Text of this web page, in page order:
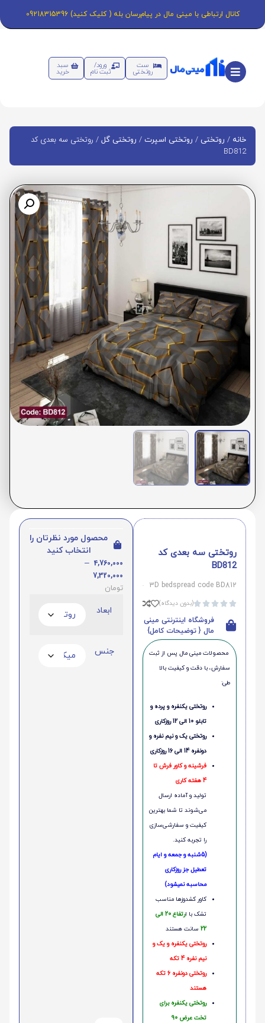
کانال ارتباطی با مینی مال در پیام‌رسان بله ( کلیک کنید) 09218315396
ست
روتختی
ورود/
ثبت نام
سبد
خرید
خانه / روتختی / روتختی اسپرت / روتختی گل / روتختی سه بعدی کد
BD812
روتختی سه بعدی کد
BD812
3D bedspread code BD812




(بدون دیدگاه)
فروشگاه اینترنتی مینی
مال { توضیحات کامل}
محصولات مینی‌ مال پس از ثبت
سفارش، با دقت و کیفیت بالا
طی:
روتختی یکنفره و پرده و
تابلو 10 الی 12 روزکاری
روتختی یک و نیم نفره و
دونفره 14 الی 16 روزکاری
فرشینه و کاور فرش تا
4 هفته کاری
تولید و آماده ارسال
می‌شوند تا شما بهترین
کیفیت و سفارشی‌سازی
را تجربه کنید.
(5شنبه و جمعه و ایام
تعطیل جز روزکاری
محاسبه نمیشود)
کاور کشدوزها مناسب
تشک با ا
رتفاع 20 الی
22 سانت هستند
روتختی یکنفره و یک و
نیم نفره 4 تکه
روتختی دونفره 6 تکه
هستند
روتختی یکنفره برای
تخت عرض 90
محصول مورد نظرتان را
انتخاب کنید
4,760,000
–
7,320,000
تومان
ابعاد
جنس